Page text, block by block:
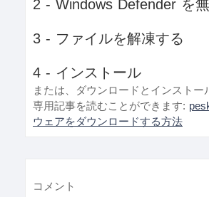
3 - ファイルを解凍する
4 - インストール
または、ダウンロードとインスト
専用記事を読むことができます:
ウェアをダウンロードする方法
コメント